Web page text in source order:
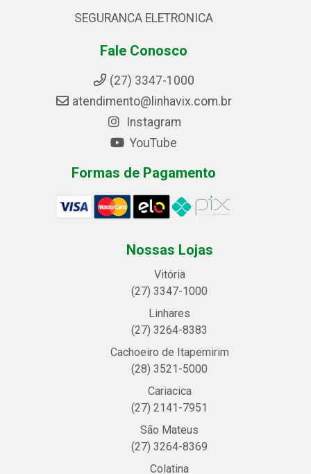
SEGURANCA ELETRONICA
Fale Conosco
(27) 3347-1000
atendimento@linhavix.com.br
Instagram
YouTube
Formas de Pagamento
Nossas Lojas
Vitória
(27) 3347-1000
Linhares
(27) 3264-8383
Cachoeiro de Itapemirim
(28) 3521-5000
Cariacica
(27) 2141-7951
São Mateus
(27) 3264-8369
Colatina